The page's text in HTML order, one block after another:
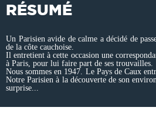
RÉSUMÉ
Un Parisien avide de calme a décidé de
de la côte cauchoise.
Il entretient à cette occasion une
à Paris, pour lui faire part de ses trouvailles.
Nous sommes en 1947. Le Pays de Caux
Notre Parisien à la découverte de son
surprise...